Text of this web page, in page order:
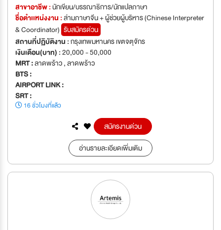
สาขาอาชีพ :นักเขียน/บรรณาธิการ/นักแปลภาษา
ชื่อตำเเหน่งงาน :ล่ามภาษาจีน + ผู้ช่วยผู้บริหาร (Chinese Interpreter
& Coordinator) รับสมัครด่วน
สถานที่ปฏิบัติงาน :กรุงเทพมหานคร เขตจตุจักร
เงินเดือน(บาท) :20,000 - 50,000
MRT :ลาดพร้าว , ลาดพร้าว
BTS :
AIRPORT LINK :
SRT :
16 ชั่วโมงที่แล้ว
สมัครงานด่วน
อ่านรายละเอียดเพิ่มเติม